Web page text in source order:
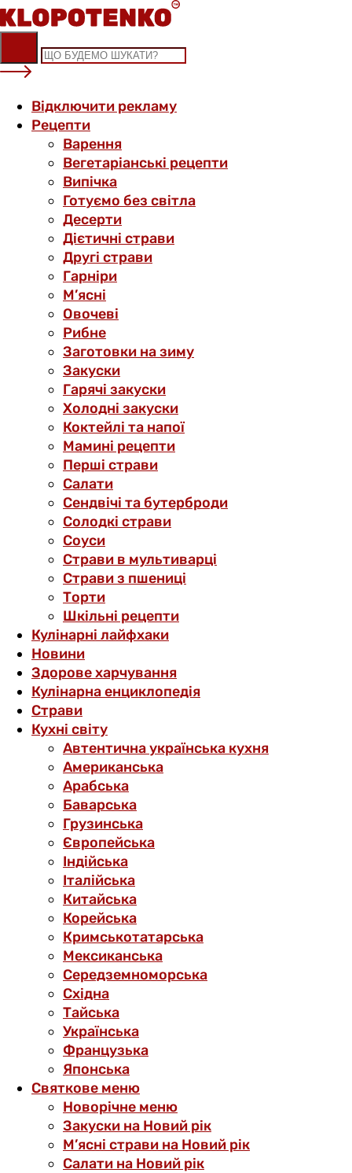
Skip
to
content
Відключити рекламу
Рецепти
Варення
Вегетаріанські рецепти
Випічка
Готуємо без світла
Десерти
Дієтичні страви
Другі страви
Гарніри
М’ясні
Овочеві
Рибне
Заготовки на зиму
Закуски
Гарячі закуски
Холодні закуски
Коктейлі та напої
Мамині рецепти
Перші страви
Салати
Сендвічі та бутерброди
Солодкі страви
Соуси
Страви в мультиварці
Страви з пшениці
Торти
Шкільні рецепти
Кулінарні лайфхаки
Новини
Здорове харчування
Кулінарна енциклопедія
Страви
Кухні світу
Автентична українська кухня
Американська
Арабська
Баварська
Грузинська
Європейська
Індійська
Італійська
Китайська
Корейська
Кримськотатарська
Мексиканська
Середземноморська
Східна
Тайська
Українська
Французька
Японська
Святкове меню
Новорічне меню
Закуски на Новий рік
М’ясні страви на Новий рік
Салати на Новий рік